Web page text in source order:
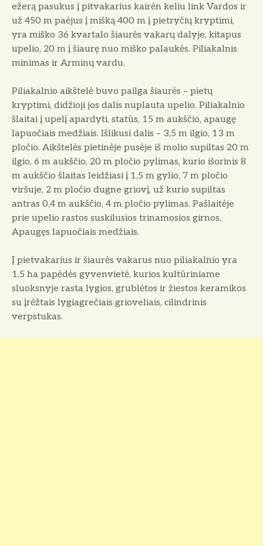
ežerą pasukus į pitvakarius kairėn keliu link Vardos ir
už 450 m paėjus į mišką 400 m į pietryčių kryptimi,
yra miško 36 kvartalo šiaurės vakarų dalyje, kitapus
upelio, 20 m į šiaurę nuo miško palaukės. Piliakalnis
minimas ir Arminų vardu.
Piliakalnio aikštelė buvo pailga šiaurės – pietų
kryptimi, didžioji jos dalis nuplauta upelio. Piliakalnio
šlaitai į upelį apardyti, statūs, 15 m aukščio, apaugę
lapuočiais medžiais. Išlikusi dalis – 3,5 m ilgio, 13 m
pločio. Aikštelės pietinėje pusėje iš molio supiltas 20 m
ilgio, 6 m aukščio, 20 m pločio pylimas, kurio išorinis 8
m aukščio šlaitas leidžiasi į 1,5 m gylio, 7 m pločio
viršuje, 2 m pločio dugne griovį, už kurio supiltas
antras 0,4 m aukščio, 4 m pločio pylimas. Pašlaitėje
prie upelio rastos suskilusios trinamosios girnos.
Apaugęs lapuočiais medžiais.
Į pietvakarius ir šiaurės vakarus nuo piliakalnio yra
1,5 ha papėdės gyvenvietė, kurios kultūriniame
sluoksnyje rasta lygios, grublėtos ir žiestos keramikos
su įrėžtais lygiagrečiais grioveliais, cilindrinis
verpstukas.